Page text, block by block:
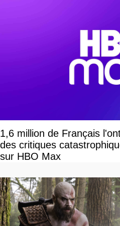
1,6 million de Français
des critiques
sur HBO Max